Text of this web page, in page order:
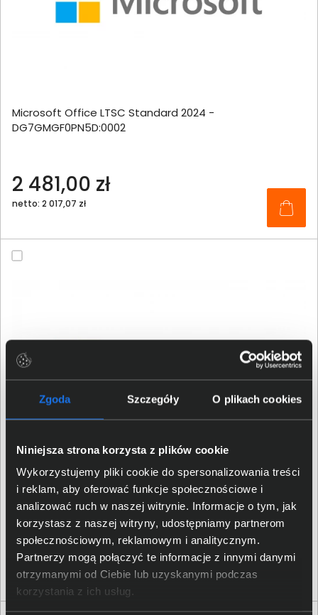
Zgoda Szczegóły O plikach cookies
Niniejsza strona korzysta z plików cookie
Wykorzystujemy pliki cookie do spersonalizowania treści
i reklam, aby oferować funkcje społecznościowe i
analizować ruch w naszej witrynie. Informacje o tym, jak
korzystasz z naszej witryny, udostępniamy partnerom
społecznościowym, reklamowym i analitycznym.
Partnerzy mogą połączyć te informacje z innymi danymi
otrzymanymi od Ciebie lub uzyskanymi podczas
korzystania z ich usług.
Microsoft Office LTSC Standard 2024 -
DG7GMGF0PN5D:0002
2 481,00 zł
netto: 2 017,07 zł
Microsoft Office LTSC Professional Plus 2024 -
DG7GMGF0PN5F:0002
3 386,00 zł
netto: 2 752,85 zł